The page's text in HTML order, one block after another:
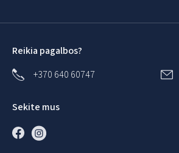
Reikia pagalbos?
+370 640 60747
Sekite mus